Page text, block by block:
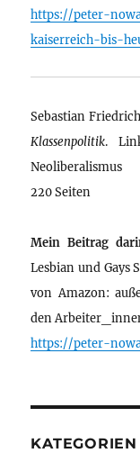
https://peter-
kaiserreich-bis-
Sebastian
Klassenpolitik.
Neoliberalismus
220 Seiten
Mein Beitrag
Lesbian und Gays
von Amazon:
den
https://peter-
KATEGORIEN